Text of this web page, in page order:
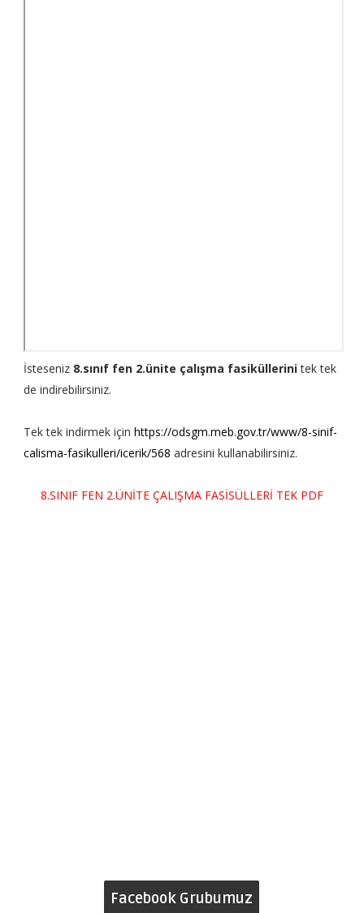
İsteseniz 8.sınıf fen 2.ünite çalışma fasiküllerinitek tek
de indirebilirsiniz.
Tek tek indirmek için https://odsgm.meb.gov.tr/www/8-sinif-
calisma-fasikulleri/icerik/568 adresini kullanabilirsiniz.
8.SINIF FEN 2.ÜNİTE ÇALIŞMA FASİSÜLLERİ TEK PDF
Facebook Grubumuz